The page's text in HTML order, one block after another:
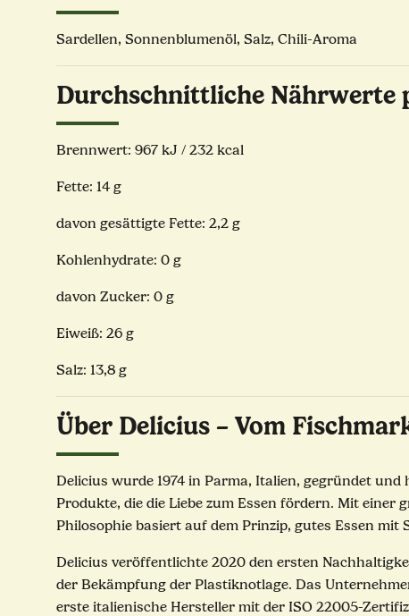
Sardellen, Sonnenblumenöl, Salz, Chili-Aroma
Durchschnittliche Nährwerte
Brennwert: 967 kJ / 232 kcal
Fette: 14 g
davon gesättigte Fette: 2,2 g
Kohlenhydrate: 0 g
davon Zucker: 0 g
Eiweiß: 26 g
Salz: 13,8 g
Über Delicius – Vom
Delicius wurde 1974 in Parma, Italien, gegründet
Produkte, die die Liebe zum Essen fördern. Mit
Philosophie basiert auf dem Prinzip, gutes Essen mit
Delicius veröffentlichte 2020 den ersten
der Bekämpfung der Plastiknotlage. Das
erste italienische Hersteller mit der ISO 22005-